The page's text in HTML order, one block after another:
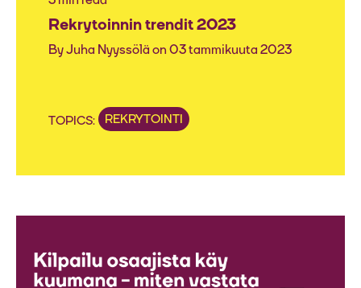
Rekrytoinnin trendit 2023
ByJuha Nyyssöläon 03 tammikuuta 2023
TOPICS: REKRYTOINTI